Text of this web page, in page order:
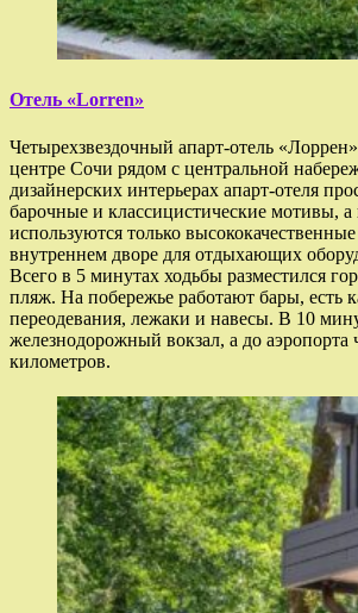
Отель «Lorren»
Четырехзвездочный апарт-отель
центре Сочи рядом с центральной
дизайнерских интерьерах апарт-отеля
барочные и классицистические мотивы, а
используются только
внутреннем дворе для отдыхающих
Всего в 5 минутах ходьбы разместился
пляж. На побережье работают бары, есть
переодевания, лежаки и навесы. В 10
железнодорожный вокзал, а до аэропорта
километров.